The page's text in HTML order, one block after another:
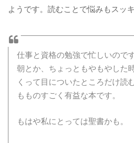
ようです。読むことで悩みもスッ
仕事と資格の勉強で忙しいので
朝とか、ちょっともやもやした
くって目についたところだけ読
もものすごく有益な本です。
もはや私にとっては聖書かも。